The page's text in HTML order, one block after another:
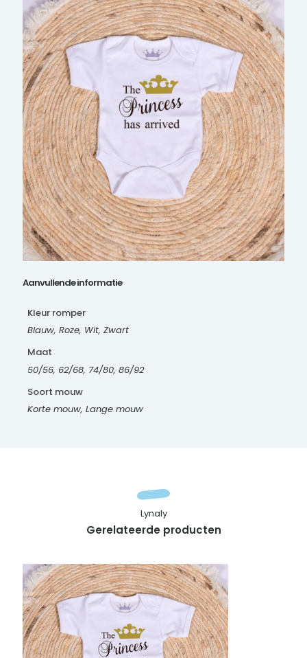
Aanvullende informatie
Kleur romper
Blauw, Roze, Wit, Zwart
Maat
50/56, 62/68, 74/80, 86/92
Soort mouw
Korte mouw, Lange mouw
Gerelateerde producten
Lynaly